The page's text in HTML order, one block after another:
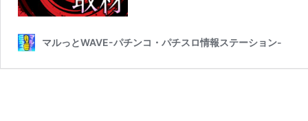
マルっとWAVE-パチンコ・パチスロ情報ステーション-